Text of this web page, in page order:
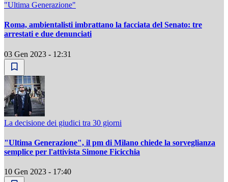
"Ultima Generazione"
Roma, ambientalisti imbrattano la facciata del Senato: tre
arrestati e due denunciati
03 Gen 2023 - 12:31
La decisione dei giudici tra 30 giorni
"Ultima Generazione", il pm di Milano chiede la sorveglianza
semplice per l'attivista Simone Ficicchia
10 Gen 2023 - 17:40